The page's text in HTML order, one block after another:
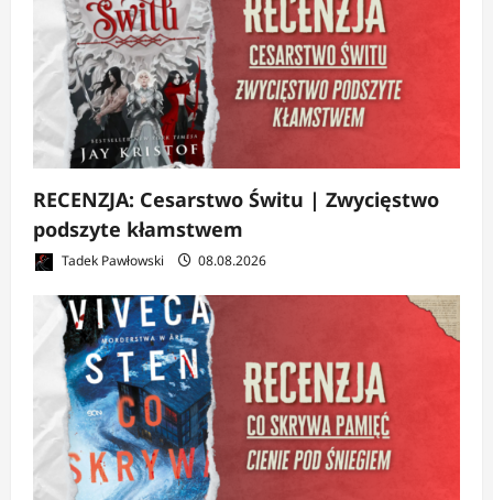
RECENZJA: Cesarstwo Świtu | Zwycięstwo
podszyte kłamstwem
Tadek Pawłowski 08.08.2026